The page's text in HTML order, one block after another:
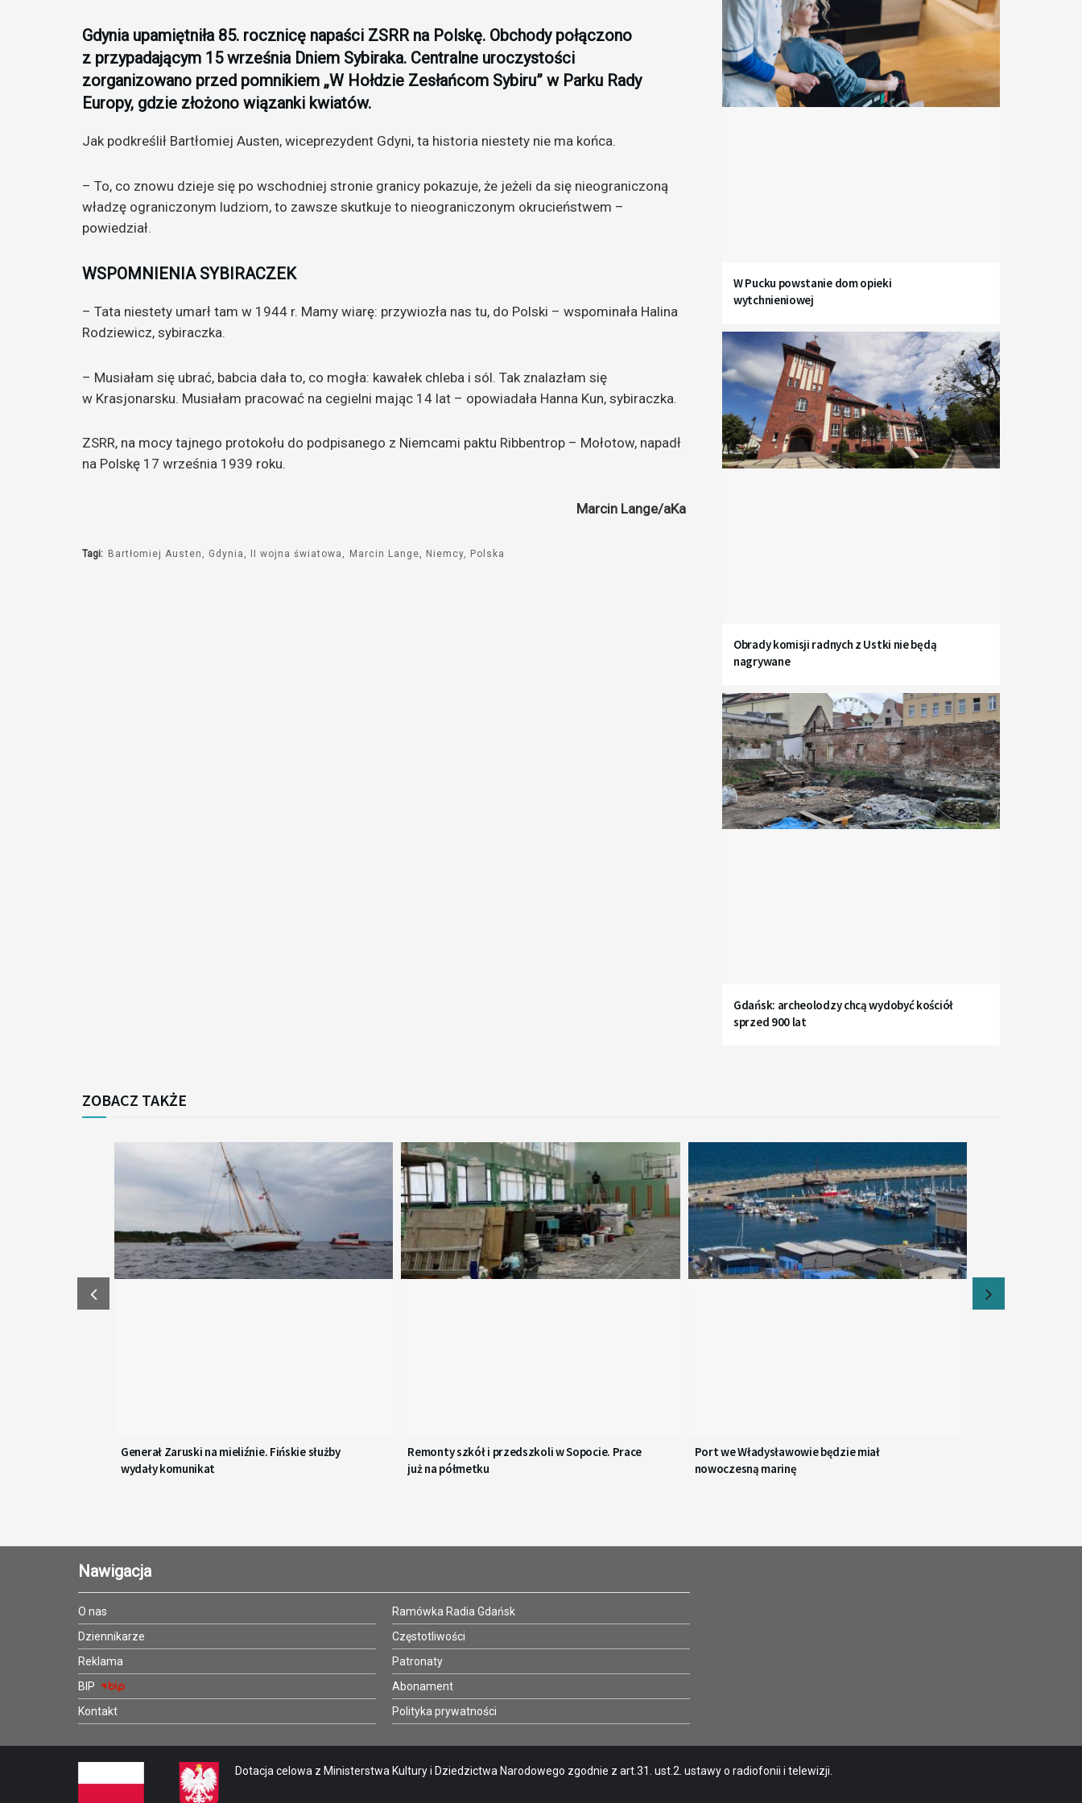
Gdynia upamiętniła 85. rocznicę napaści ZSRR na Polskę. Obchody połączono
z przypadającym 15 września Dniem Sybiraka. Centralne uroczystości
zorganizowano przed pomnikiem „W Hołdzie Zesłańcom Sybiru” w Parku Rady
Europy, gdzie złożono wiązanki kwiatów.
Jak podkreślił Bartłomiej Austen, wiceprezydent Gdyni, ta historia niestety nie ma końca.
– To, co znowu dzieje się po wschodniej stronie granicy pokazuje, że jeżeli da się nieograniczoną
władzę ograniczonym ludziom, to zawsze skutkuje to nieograniczonym okrucieństwem –
powiedział.
WSPOMNIENIA SYBIRACZEK
– Tata niestety umarł tam w 1944 r. Mamy wiarę: przywiozła nas tu, do Polski – wspominała Halina
Rodziewicz, sybiraczka.
– Musiałam się ubrać, babcia dała to, co mogła: kawałek chleba i sól. Tak znalazłam się
w Krasjonarsku. Musiałam pracować na cegielni mając 14 lat – opowiadała Hanna Kun, sybiraczka.
ZSRR, na mocy tajnego protokołu do podpisanego z Niemcami paktu Ribbentrop – Mołotow, napadł
na Polskę 17 września 1939 roku.
Marcin Lange/aKa
Tagi: Bartłomiej Austen Gdynia II wojna światowa Marcin Lange Niemcy Polska
W Pucku powstanie dom opieki
wytchnieniowej
Obrady komisji radnych z Ustki nie będą
nagrywane
Gdańsk: archeolodzy chcą wydobyć kościół
sprzed 900 lat
ZOBACZ TAKŻE
Generał Zaruski na mieliźnie. Fińskie służby
wydały komunikat
Remonty szkół i przedszkoli w Sopocie. Prace
już na półmetku
Port we Władysławowie będzie miał
nowoczesną marinę
Nawigacja
O nas
Dziennikarze
Reklama
BIP
Kontakt
Ramówka Radia Gdańsk
Częstotliwości
Patronaty
Abonament
Polityka prywatności
Dotacja celowa z Ministerstwa Kultury i Dziedzictwa Narodowego zgodnie z art.31. ust.2. ustawy o radiofonii i telewizji.